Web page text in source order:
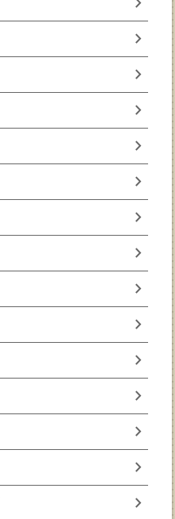
chevron_right
chevron_right
chevron_right
chevron_right
chevron_right
chevron_right
chevron_right
chevron_right
chevron_right
chevron_right
chevron_right
chevron_right
chevron_right
chevron_right